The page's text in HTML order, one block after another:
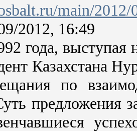
main/2012/
2012, 16:49
года, выступая
Казахстана
по
предложения